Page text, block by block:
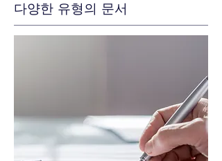
다양한 유형의 문서